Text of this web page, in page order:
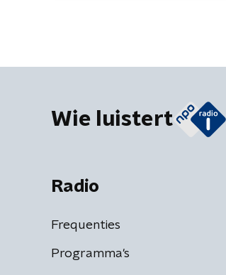
Wie luistert
Radio
Frequenties
Programma's